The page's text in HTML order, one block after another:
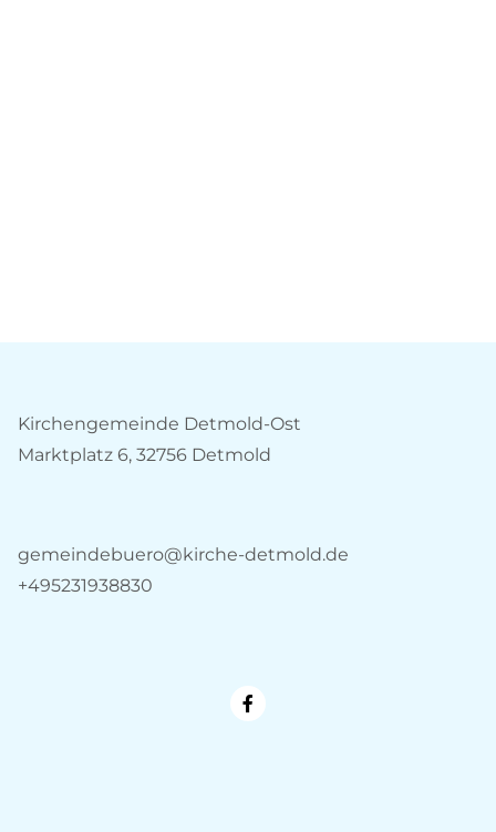
Kirchengemeinde Detmold-Ost
Marktplatz 6, 32756 Detmold
gemeindebuero@kirche-detmold.de
+495231938830